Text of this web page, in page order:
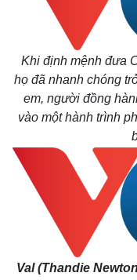
Khi định mệnh đưa
họ đã nhanh chóng
em, người đồng
vào một hành trình
Val (Thandie